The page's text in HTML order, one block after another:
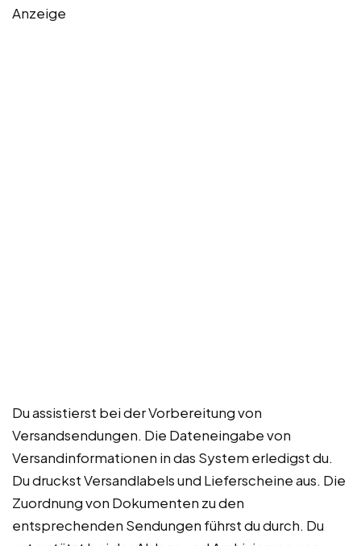
Anzeige
Du assistierst bei der Vorbereitung von
Versandsendungen. Die Dateneingabe von
Versandinformationen in das System erledigst du.
Du druckst Versandlabels und Lieferscheine aus. Die
Zuordnung von Dokumenten zu den
entsprechenden Sendungen führst du durch. Du